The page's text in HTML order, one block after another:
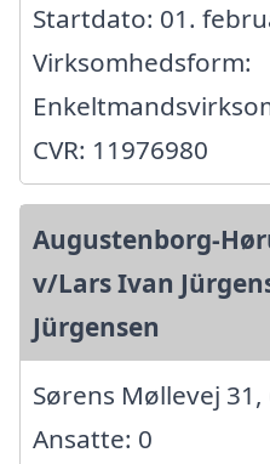
Startdato: 01.
Virksomhedsform:
CVR: 11976980
Augustenborg-
v/Lars Ivan
Jürgensen
Sørens Møllevej
Ansatte: 0